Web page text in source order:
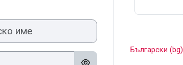
Български ‎(bg)‎